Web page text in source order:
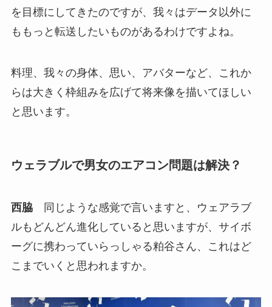
を目標にしてきたのですが、我々はデータ以外に
ももっと転送したいものがあるわけですよね。
料理、我々の身体、思い、アバターなど、これか
らは大きく枠組みを広げて将来像を描いてほしい
と思います。
ウェラブルで男女のエアコン問題は解決？
西脇同じような感覚で言いますと、ウェアラブ
ルもどんどん進化していると思いますが、サイボ
ーグに携わっていらっしゃる粕谷さん、これはど
こまでいくと思われますか。